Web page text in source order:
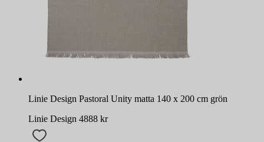
Linie Design Pastoral Unity matta 140 x 200 cm grön
Linie Design 4888 kr